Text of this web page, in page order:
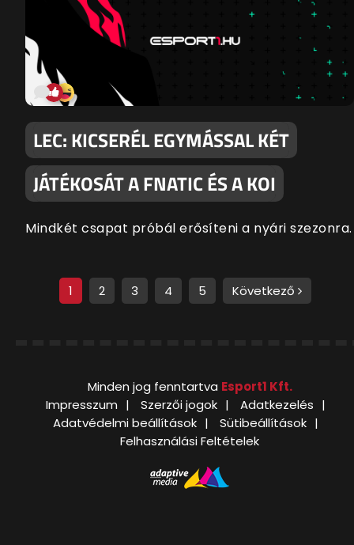
LEC: KICSERÉL EGYMÁSSAL KÉT
JÁTÉKOSÁT A FNATIC ÉS A KOI
Mindkét csapat próbál erősíteni a nyári szezonra.
1 2 3 4 5 Következő
Minden jog fenntartva Esport1 Kft.
Impresszum
Szerzői jogok
Adatkezelés
Adatvédelmi beállítások
Sütibeállítások
Felhasználási Feltételek